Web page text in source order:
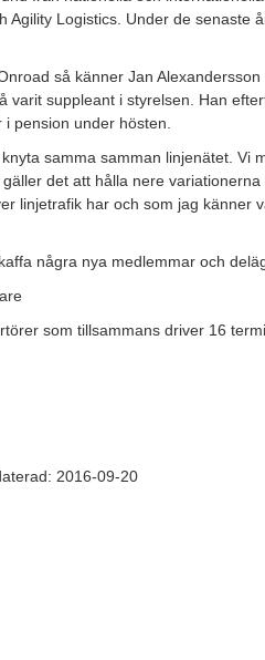
Agility Logistics. Under de senaste
så känner Jan
varit suppleant i styrelsen. Han
pension under hösten.
samma samman linjenätet. Vi
det att hålla nere
linjetrafik har och som jag känner
några nya medlemmar och
som tillsammans driver 16
2016-09-20